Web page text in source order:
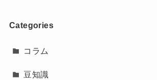
Categories
コラム
豆知識